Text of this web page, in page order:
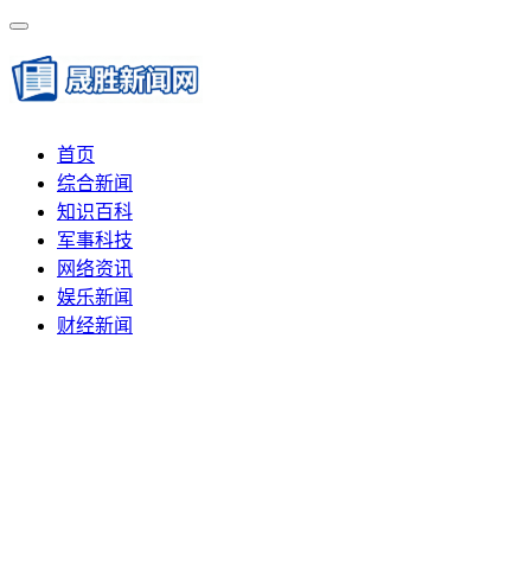
首页
综合新闻
知识百科
军事科技
网络资讯
娱乐新闻
财经新闻